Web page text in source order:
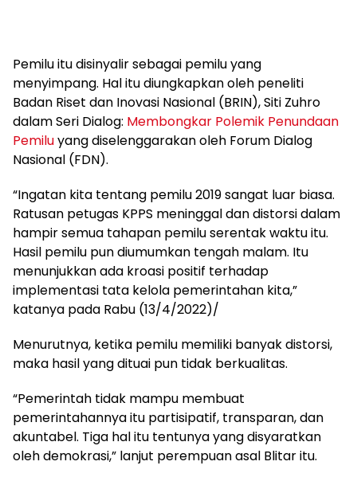
Pemilu itu disinyalir sebagai pemilu yang
menyimpang. Hal itu diungkapkan oleh peneliti
Badan Riset dan Inovasi Nasional (BRIN), Siti Zuhro
dalam Seri Dialog: Membongkar Polemik Penundaan
Pemiluyang diselenggarakan oleh Forum Dialog
Nasional (FDN).
“Ingatan kita tentang pemilu 2019 sangat luar biasa.
Ratusan petugas KPPS meninggal dan distorsi dalam
hampir semua tahapan pemilu serentak waktu itu.
Hasil pemilu pun diumumkan tengah malam. Itu
menunjukkan ada kroasi positif terhadap
implementasi tata kelola pemerintahan kita,”
katanya pada Rabu (13/4/2022)/
Menurutnya, ketika pemilu memiliki banyak distorsi,
maka hasil yang dituai pun tidak berkualitas.
“Pemerintah tidak mampu membuat
pemerintahannya itu partisipatif, transparan, dan
akuntabel. Tiga hal itu tentunya yang disyaratkan
oleh demokrasi,” lanjut perempuan asal Blitar itu.